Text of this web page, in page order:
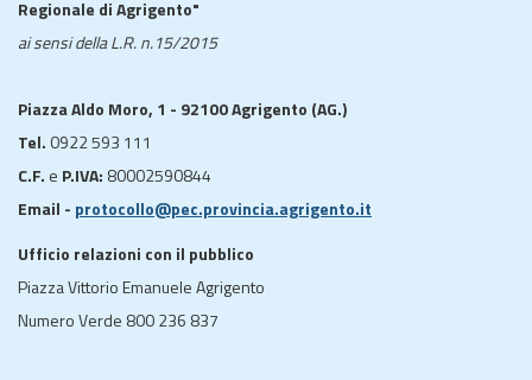
Regionale di Agrigento"
ai sensi della L.R. n.15/2015
Piazza Aldo Moro, 1 - 92100 Agrigento (AG.)
Tel. 0922 593 111
C.F. e P.IVA: 80002590844
Email - protocollo@pec.provincia.agrigento.it
Ufficio relazioni con il pubblico
Piazza Vittorio Emanuele Agrigento
Numero Verde 800 236 837